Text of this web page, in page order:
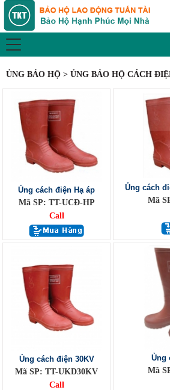
ỦNG BẢO HỘ > ỦNG BẢO HỘ CÁCH
Ủng cách điện Hạ áp
Mã SP: TT-UCĐ-HP
Call
Ủng cách
Mã
Ủng cách điện 30KV
Mã SP: TT-UKD30KV
Call
Ủng
Mã